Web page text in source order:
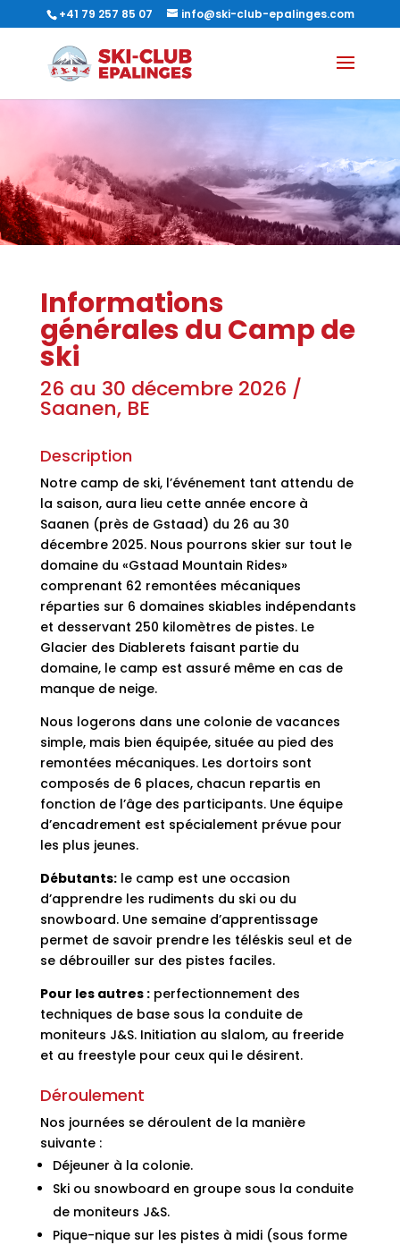
+41 79 257 85 07 info@ski-club-epalinges.com
Informations
générales du Camp de
ski
26 au 30 décembre 2026 /
Saanen, BE
Description
Notre camp de ski, l’événement tant attendu de
la saison, aura lieu cette année encore à
Saanen (près de Gstaad) du 26 au 30
décembre 2025. Nous pourrons skier sur tout le
domaine du «Gstaad Mountain Rides»
comprenant 62 remontées mécaniques
réparties sur 6 domaines skiables indépendants
et desservant 250 kilomètres de pistes. Le
Glacier des Diablerets faisant partie du
domaine, le camp est assuré même en cas de
manque de neige.
Nous logerons dans une colonie de vacances
simple, mais bien équipée, située au pied des
remontées mécaniques. Les dortoirs sont
composés de 6 places, chacun repartis en
fonction de l’âge des participants. Une équipe
d’encadrement est spécialement prévue pour
les plus jeunes.
Débutants:le camp est une occasion
d’apprendre les rudiments du ski ou du
snowboard. Une semaine d’apprentissage
permet de savoir prendre les téléskis seul et de
se débrouiller sur des pistes faciles.
Pour les autres :perfectionnement des
techniques de base sous la conduite de
moniteurs J&S. Initiation au slalom, au freeride
et au freestyle pour ceux qui le désirent.
Déroulement
Nos journées se déroulent de la manière
suivante :
Déjeuner à la colonie.
Ski ou snowboard en groupe sous la conduite
de moniteurs J&S.
Pique-nique sur les pistes à midi (sous forme